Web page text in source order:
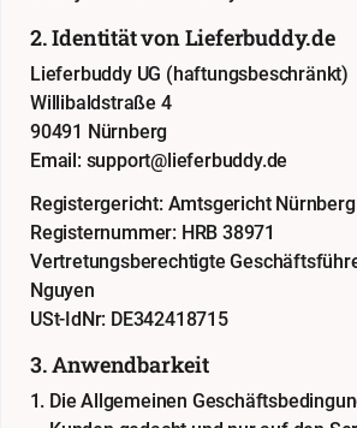
2. Identität von Lieferbuddy.de
Lieferbuddy UG (haftungsbeschränkt)
Willibaldstraße 4
90491 Nürnberg
Email: support@lieferbuddy.de
Registergericht: Amtsgericht Nürnberg
Registernummer: HRB 38971
Vertretungsberechtigte
Nguyen
USt-IdNr: DE342418715
3. Anwendbarkeit
Die Allgemeinen